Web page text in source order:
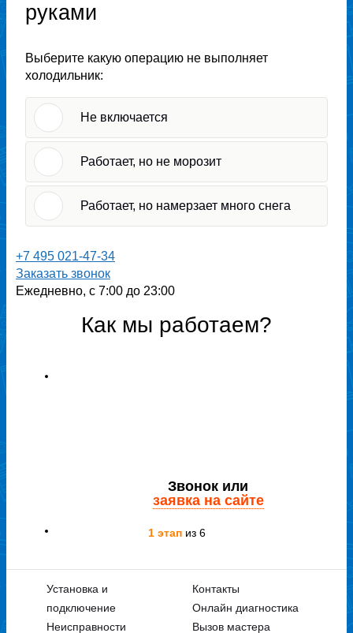
руками
Выберите какую операцию не выполняет
холодильник:
Не включается
Работает, но не морозит
Работает, но намерзает много снега
+7 495 021-47-34
Заказать звонок
Ежедневно, с 7:00 до 23:00
Как мы работаем?
Звонок или
заявка на сайте
1 этап из 6
Установка и
подключение
Неисправности
Контакты
Онлайн диагностика
Вызов мастера